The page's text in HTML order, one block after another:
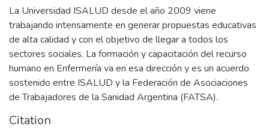
La Universidad ISALUD desde el año 2009 viene
trabajando intensamente en generar propuestas educativas
de alta calidad y con el objetivo de llegar a todos los
sectores sociales. La formación y capacitación del recurso
humano en Enfermería va en esa dirección y es un acuerdo
sostenido entre ISALUD y la Federación de Asociaciones
de Trabajadores de la Sanidad Argentina (FATSA).
Citation